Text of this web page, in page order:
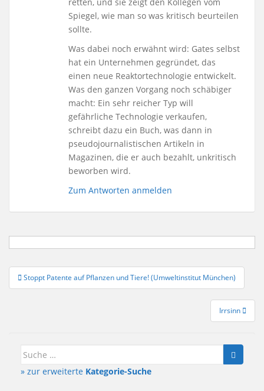
Spiegel, wie man so was kritisch beurteilen
sollte.
Was dabei noch erwähnt wird: Gates selbst
hat ein Unternehmen gegründet, das
einen neue Reaktortechnologie entwickelt.
Was den ganzen Vorgang noch schäbiger
macht: Ein sehr reicher Typ will
gefährliche Technologie verkaufen,
schreibt dazu ein Buch, was dann in
pseudojournalistischen Artikeln in
Magazinen, die er auch bezahlt, unkritisch
beworben wird.
Zum Antworten anmelden
Beitragsnavigation
Stoppt Patente auf Pflanzen und Tiere! (Umweltinstitut München)
Irrsinn
Suche
» zur erweiterte Kategorie-Suche